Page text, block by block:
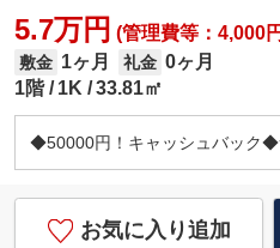
5.7万円 (管理費等：4,000
敷金 1ヶ月 礼金 0ヶ月
1階
1K 33.81㎡
◆50000円！キャッシュバック
お気に入り追加